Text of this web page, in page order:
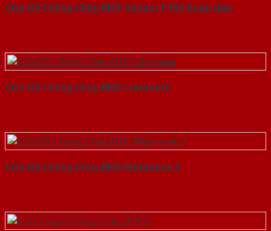
Cửa Gỗ Chống Cháy MDF Veneer P1R2 Xoan dao
Cửa Gỗ Chống Cháy MDF Laminate
Cửa Gỗ Chống Cháy MDF Melamine 1